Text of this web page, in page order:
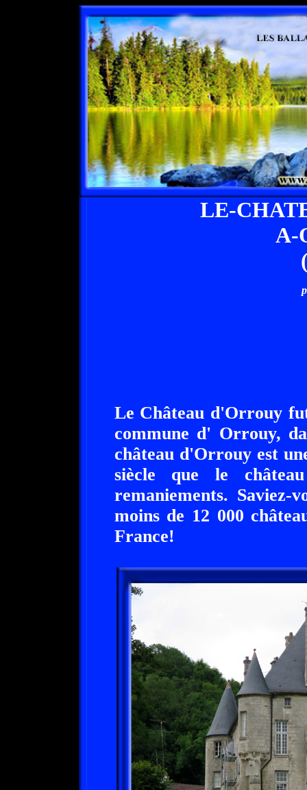
LE-
A-
Le Château d'Orrouy
commune d' Orrouy,
château d'Orrouy est
siècle que le
remaniements. Saviez-
moins de 12 000
France!